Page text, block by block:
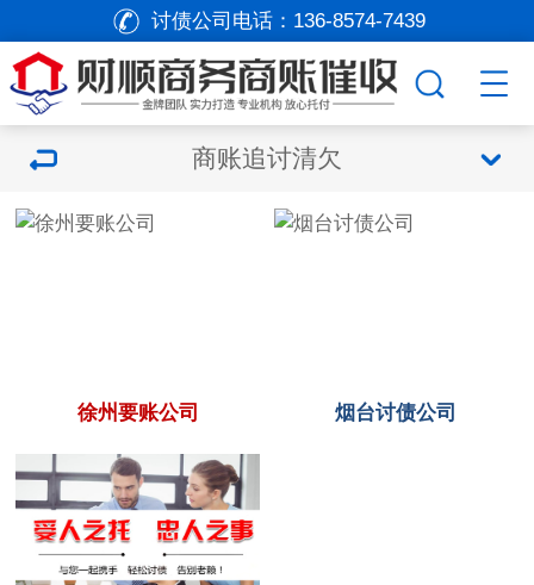
讨债公司电话： 136-8574-7439
商账追讨清欠
徐州要账公司 烟台讨债公司